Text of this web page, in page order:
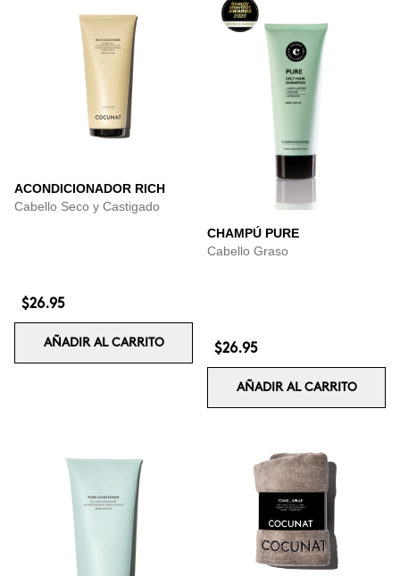
ACONDICIONADOR RICH
Cabello Seco y Castigado
$26.95
AÑADIR AL CARRITO
CHAMPÚ PURE
Cabello Graso
$26.95
AÑADIR AL CARRITO